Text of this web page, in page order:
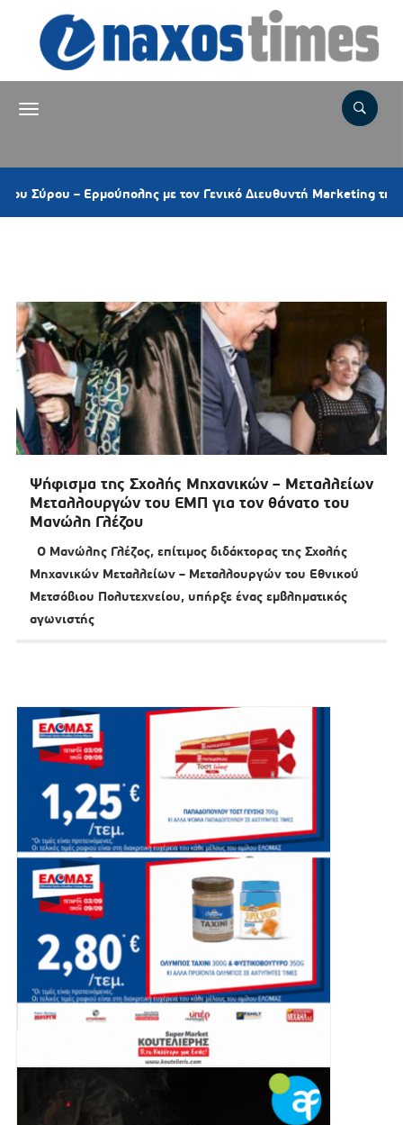
– Ερμούπολης με τον Γενικό Διευθυντή Marketing της ΕΡΤ
Ψήφισμα της Σχολής Μηχανικών – Μεταλλείων
Μεταλλουργών του ΕΜΠ για τον θάνατο του
Μανώλη Γλέζου
Ο Μανώλης Γλέζος, επίτιμος διδάκτορας της Σχολής
Μηχανικών Μεταλλείων – Μεταλλουργών του Εθνικού
Μετσόβιου Πολυτεχνείου, υπήρξε ένας εμβληματικός
αγωνιστής